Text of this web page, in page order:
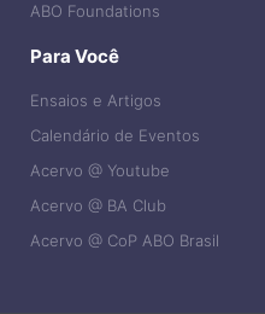
ABO Foundations
Para Você
Ensaios e Artigos
Calendário de Eventos
Acervo @ Youtube
Acervo @ BA Club
Acervo @ CoP ABO Brasil